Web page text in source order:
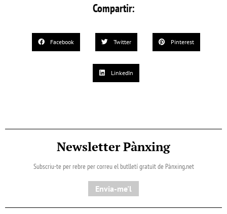
Compartir:
Facebook Twitter Pinterest
LinkedIn
Newsletter Pànxing
Subscriu-te per rebre per correu el butlletí gratuït de Pànxing.net​
Envia-me'l